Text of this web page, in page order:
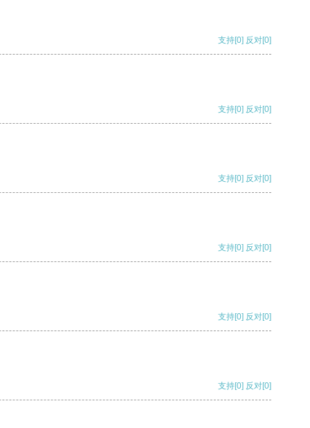
支持[0] 反对[0]
支持[0] 反对[0]
支持[0] 反对[0]
支持[0] 反对[0]
支持[0] 反对[0]
支持[0] 反对[0]